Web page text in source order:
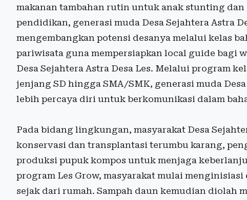
makanan tambahan rutin untuk anak stunting
pendidikan, generasi muda Desa Sejahtera Astra
mengembangkan potensi desanya melalui kelas
pariwisata guna mempersiapkan local guide bagi
Desa Sejahtera Astra Desa Les. Melalui program
jenjang SD hingga SMA/SMK, generasi muda
lebih percaya diri untuk berkomunikasi dalam
Pada bidang lingkungan, masyarakat Desa
konservasi dan transplantasi terumbu karang,
produksi pupuk kompos untuk menjaga
program Les Grow, masyarakat mulai
sejak dari rumah. Sampah daun kemudian diolah